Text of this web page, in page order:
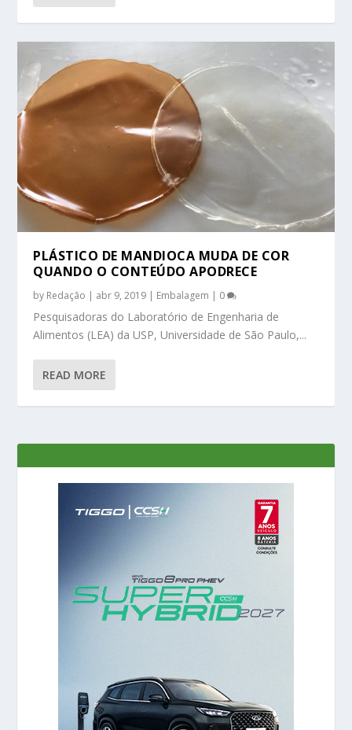
PLÁSTICO DE MANDIOCA MUDA DE COR
QUANDO O CONTEÚDO APODRECE
by Redação | abr 9, 2019 | Embalagem | 0
Pesquisadoras do Laboratório de Engenharia de
Alimentos (LEA) da USP, Universidade de São Paulo,...
READ MORE